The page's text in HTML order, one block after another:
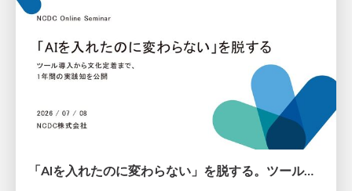
「AIを入れたのに変わらない」を脱する。ツール導入から文化定着まで、1年間の実践知を公開